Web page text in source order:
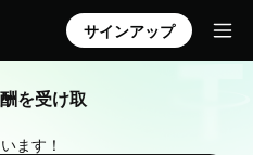
サインアップ
を受け取
ます！